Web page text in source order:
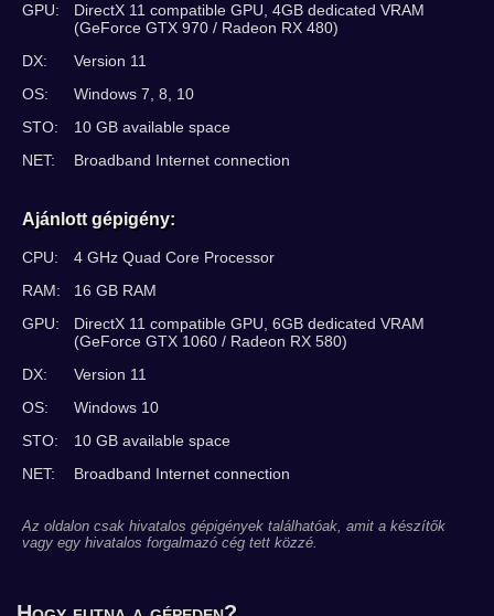
GPU:
DirectX 11 compatible GPU, 4GB dedicated VRAM
(GeForce GTX 970 / Radeon RX 480)
DX:
Version 11
OS:
Windows 7, 8, 10
STO:
10 GB available space
NET:
Broadband Internet connection
Ajánlott gépigény:
CPU:
4 GHz Quad Core Processor
RAM:
16 GB RAM
GPU:
DirectX 11 compatible GPU, 6GB dedicated VRAM
(GeForce GTX 1060 / Radeon RX 580)
DX:
Version 11
OS:
Windows 10
STO:
10 GB available space
NET:
Broadband Internet connection
Az oldalon csak hivatalos gépigények találhatóak, amit a készítők
vagy egy hivatalos forgalmazó cég tett közzé.